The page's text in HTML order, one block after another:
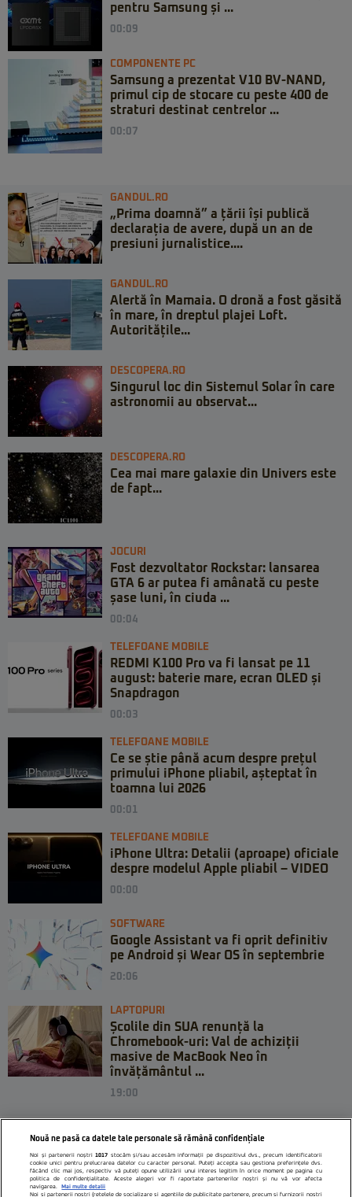
pentru Samsung și ...
00:09
COMPONENTE PC
Samsung a prezentat V10 BV-NAND,
primul cip de stocare cu peste 400 de
straturi destinat centrelor ...
00:07
GANDUL.RO
„Prima doamnă” a țării își publică
declarația de avere, după un an de
presiuni jurnalistice....
GANDUL.RO
Alertă în Mamaia. O dronă a fost găsită
în mare, în dreptul plajei Loft.
Autoritățile...
DESCOPERA.RO
Singurul loc din Sistemul Solar în care
astronomii au observat...
DESCOPERA.RO
Cea mai mare galaxie din Univers este
de fapt...
JOCURI
Fost dezvoltator Rockstar: lansarea
GTA 6 ar putea fi amânată cu peste
șase luni, în ciuda ...
00:04
TELEFOANE MOBILE
REDMI K100 Pro va fi lansat pe 11
august: baterie mare, ecran OLED și
Snapdragon
00:03
TELEFOANE MOBILE
Ce se știe până acum despre prețul
primului iPhone pliabil, așteptat în
toamna lui 2026
00:01
TELEFOANE MOBILE
iPhone Ultra: Detalii (aproape) oficiale
despre modelul Apple pliabil – VIDEO
00:00
SOFTWARE
Google Assistant va fi oprit definitiv
pe Android și Wear OS în septembrie
20:06
LAPTOPURI
Școlile din SUA renunță la
Chromebook-uri: Val de achiziții
masive de MacBook Neo în
învățământul ...
19:00
Nouă ne pasă ca datele tale personale să rămână confidențiale
Noi și partenerii noștri1017 stocăm și/sau accesăm informații pe dispozitivul dvs., precum identificatorii
cookie unici pentru prelucrarea datelor cu caracter personal. Puteți accepta sau gestiona preferințele dvs.
făcând clic mai jos, respectiv vă puteți opune utilizării unui interes legitim în orice moment pe pagina cu
politica de confidențialitate. Aceste alegeri vor fi raportate partenerilor noștri și nu vă vor afecta
navigarea.
Mai multe detalii
Noi si partenerii nostri (retelele de socializare si agentiile de publicitate partenere, precum si furnizorii nostri